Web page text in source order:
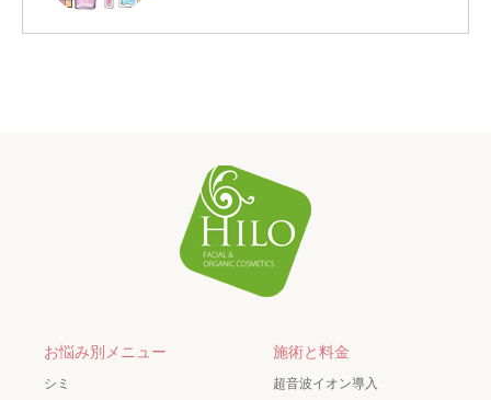
お悩み別メニュー
シミ
施術と料金
超音波イオン導入